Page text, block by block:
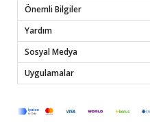
Önemli Bilgiler
Yardım
Sosyal Medya
Uygulamalar